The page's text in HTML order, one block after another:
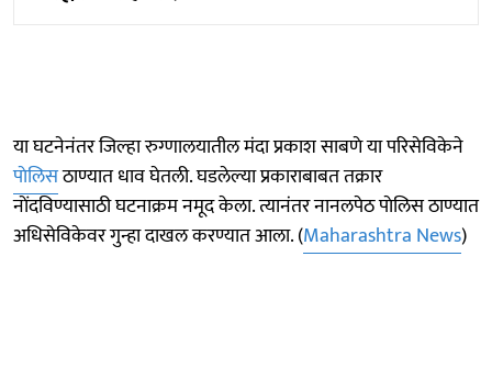
या घटनेनंतर जिल्हा रुग्णालयातील मंदा प्रकाश साबणे या परिसेविकेने
पाेलिसठाण्यात धाव घेतली. घडलेल्या प्रकाराबाबत तक्रार
नाेंदविण्यासाठी घटनाक्रम नमूद केला. त्यानंतर नानलपेठ पाेलिस ठाण्यात
अधिसेविकेवर गुन्हा दाखल करण्यात आला. (Maharashtra News)